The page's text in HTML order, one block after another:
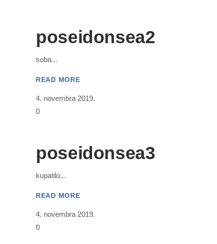
poseidonsea2
soba
READ MORE
4. novembra 2019.
0
poseidonsea3
kupatilo
READ MORE
4. novembra 2019.
0